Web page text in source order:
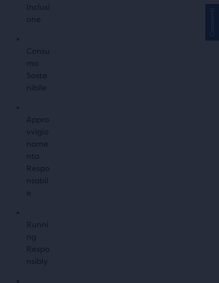
Inclusi
one
Consu
mo
Soste
nibile
Appro
vvigio
name
nto
Respo
nsabil
e
Runni
ng
Respo
nsibly
Commenti